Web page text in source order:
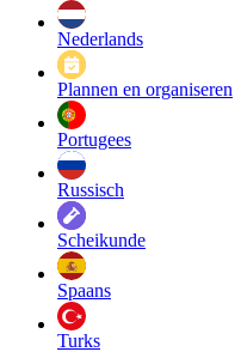
Nederlands
Plannen en organiseren
Portugees
Russisch
Scheikunde
Spaans
Turks